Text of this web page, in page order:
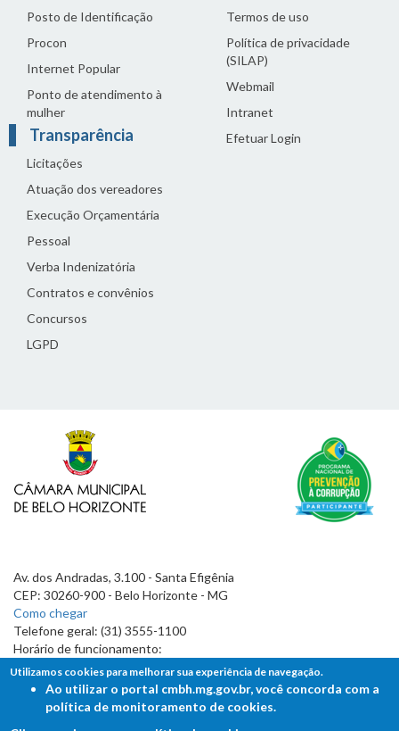
Posto de Identificação
Procon
Internet Popular
Ponto de atendimento à
mulher
Transparência
Licitações
Atuação dos vereadores
Execução Orçamentária
Pessoal
Verba Indenizatória
Contratos e convênios
Concursos
LGPD
Termos de uso
Política de privacidade
(SILAP)
Webmail
Intranet
Efetuar Login
Av. dos Andradas, 3.100 - Santa Efigênia
CEP: 30260-900 - Belo Horizonte - MG
Como chegar
Telefone geral: (31) 3555-1100
Horário de funcionamento:
7h às 19h
Utilizamos cookies para melhorar sua experiência de navegação.
Ao utilizar o portal cmbh.mg.gov.br, você concorda com a
política de monitoramento de cookies.